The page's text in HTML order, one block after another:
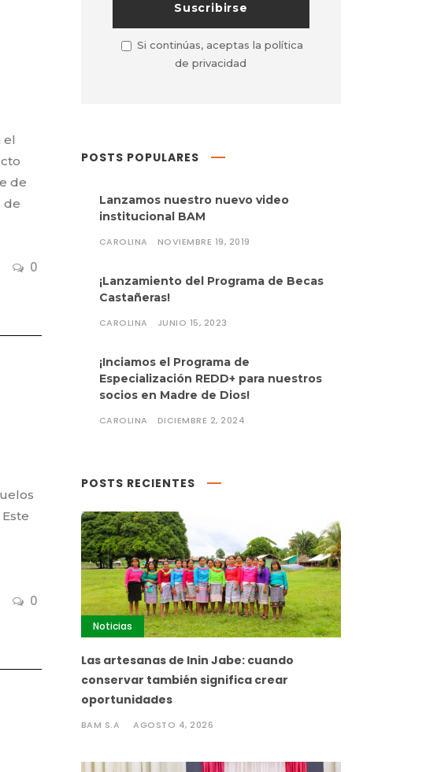
0
el
de
de
0
Si continúas, aceptas la política
de privacidad
POSTS POPULARES
Lanzamos nuestro nuevo video
institucional BAM
CAROLINA NOVIEMBRE 19, 2019
¡Lanzamiento del Programa de Becas
Castañeras!
CAROLINA JUNIO 15, 2023
¡Inciamos el Programa de
Especialización REDD+ para nuestros
socios en Madre de Dios!
CAROLINA DICIEMBRE 2, 2024
POSTS RECIENTES
Noticias
Las artesanas de Inin Jabe: cuando
conservar también significa crear
oportunidades
BAM S.A AGOSTO 4, 2026